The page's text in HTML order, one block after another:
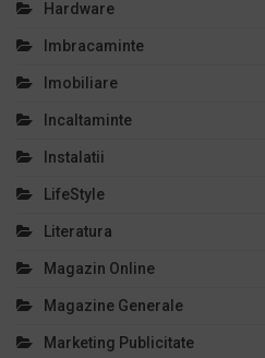
Hardware
Imbracaminte
Imobiliare
Incaltaminte
Instalatii
LifeStyle
Literatura
Magazin Online
Magazine Generale
Marketing Publicitate